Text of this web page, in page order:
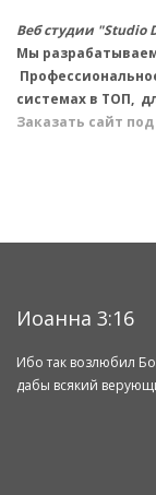
Веб студии "Studio
Мы
системах в ТОП,
Заказать сайт
Иоанна 3:16
Ибо так возлюбил
дабы всякий